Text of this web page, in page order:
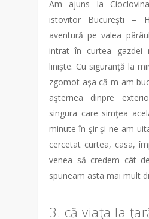
Am ajuns la
istovitor Bucureşti –
aventură pe valea
intrat în curtea gazdei
linişte. Cu siguranţă la
zgomot aşa că m-am
aşternea dinpre
singura care simţea
minute în şir şi ne-am
cercetat curtea, casa,
venea să credem cât
spuneam asta mai mult
3. că viaţa la